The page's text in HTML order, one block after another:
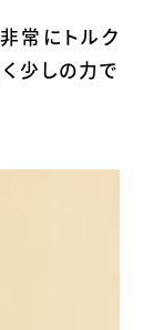
常にトルク
少しの力で